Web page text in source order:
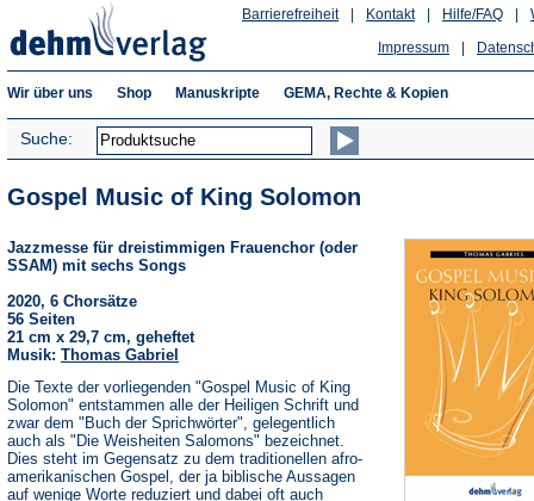
Hilfe/FAQ
Kontakt
Barrierefreiheit
Impressum
Wir über uns Shop Manuskripte GEMA, Rechte & Kopien
Suche:
Gospel Music of King Solomon
Jazzmesse für dreistimmigen Frauenchor (oder
SSAM) mit sechs Songs
2020, 6 Chorsätze
56 Seiten
21 cm x 29,7 cm, geheftet
Musik: Thomas Gabriel
Die Texte der vorliegenden "Gospel Music of King
Solomon" entstammen alle der Heiligen Schrift und
zwar dem "Buch der Sprichwörter", gelegentlich
auch als "Die Weisheiten Salomons" bezeichnet.
Dies steht im Gegensatz zu dem traditionellen afro-
amerikanischen Gospel, der ja biblische Aussagen
auf wenige Worte reduziert und dabei oft auch